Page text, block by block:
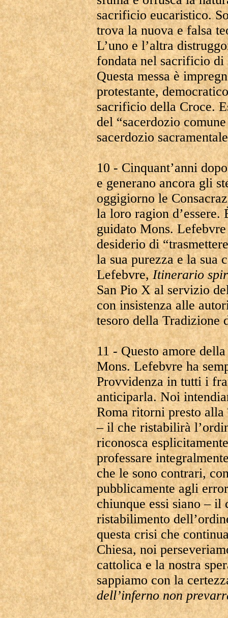
sacrificio eucaristico.
trova la nuova e falsa
L’uno e l’altra
fondata nel sacrificio
Questa messa è
protestante,
sacrificio della Croce.
del “sacerdozio
sacerdozio
10 - Cinquant’anni
e generano ancora gli
oggigiorno le
la loro ragion d’essere.
guidato Mons.
desiderio di
la sua purezza e la sua
Lefebvre,Itinerario
San Pio X al servizio
con insistenza alle
tesoro della Tradizione
11 - Questo amore
Mons. Lefebvre ha
Provvidenza in tutti i
anticiparla. Noi
Roma ritorni presto
– il che ristabilirà
riconosca
professare
che le sono contrari,
pubblicamente agli
chiunque essi siano –
ristabilimento
questa crisi che
Chiesa, noi
cattolica e la nostra
sappiamo con la
dell’inferno non